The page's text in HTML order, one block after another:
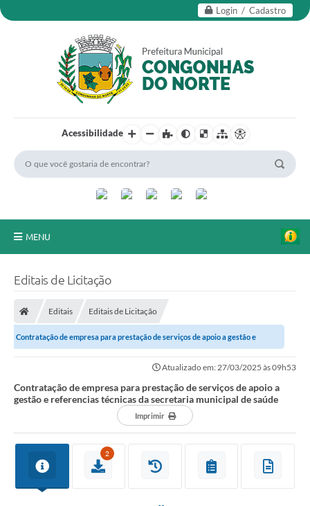
Login / Cadastro
Acessibilidade
MENU
Ouvidoria
Legislação
Carta de Serviços
Serviços Online
Telefones Úteis
Editais de Licitação
Editais Editais de Licitação
Contratação de empresa para prestação de serviços de apoio a gestão e
Atualizado em: 27/03/2025 às 09h53
Contratação de empresa para prestação de serviços de apoio a
gestão e referencias técnicas da secretaria municipal de saúde
Imprimir
2